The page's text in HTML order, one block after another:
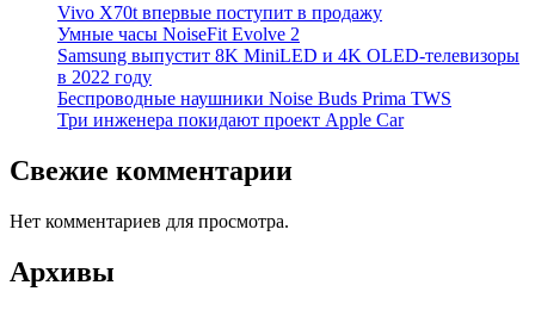
Vivo X70t впервые поступит в продажу
Умные часы NoiseFit Evolve 2
Samsung выпустит 8K MiniLED и 4K OLED-телевизоры
в 2022 году
Беспроводные наушники Noise Buds Prima TWS
Три инженера покидают проект Apple Car
Свежие комментарии
Нет комментариев для просмотра.
Архивы